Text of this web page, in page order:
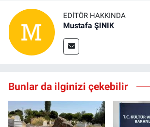
EDITÖR HAKKINDA
Mustafa ŞINIK
Bunlar da ilginizi çekebilir